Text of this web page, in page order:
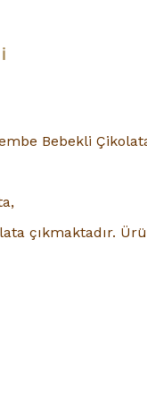
Bebekli
çıkmaktadır.